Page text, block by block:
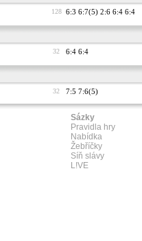
128 6:3 6:7(5) 2:6 6:4 6:4
32 6:4 6:4
32 7:5 7:6(5)
Sázky
Pravidla hry
Nabídka
Žebříčky
Síň slávy
L!VE